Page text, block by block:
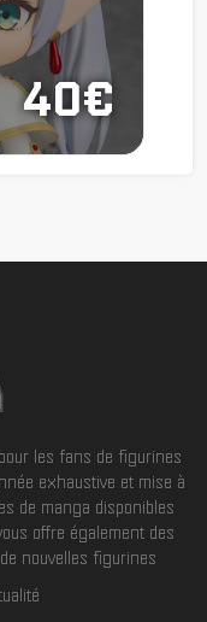
40€
les fans de figurines
exhaustive et mise à
de manga disponibles
offre également des
nouvelles figurines